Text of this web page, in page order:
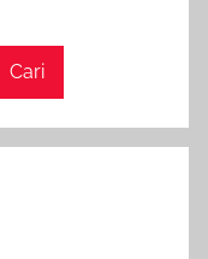
Cari